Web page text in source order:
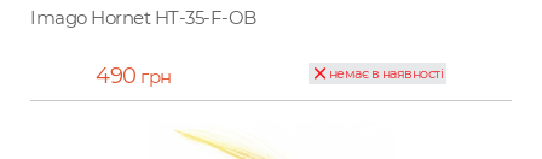
Imago Hornet HT-35-F-OB
490 грн немає в наявності